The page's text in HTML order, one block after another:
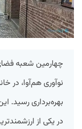
چهارمین شعبه فضای
نوآوری هم‌آوا، در
بهره‌برداری رسید.
در یکی از